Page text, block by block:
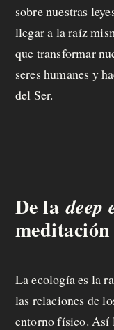
sobre nuestras
llegar a la raíz
que transformar
seres humanes y
del Ser.
De ladeep
meditación
La ecología es la
las relaciones de
entorno físico. Así